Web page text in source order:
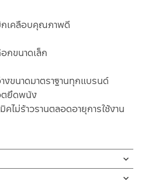
กเคลือบคุณภาพดี
กขนาดเล็ก
งขนาดมาตราฐานทุกแบรนด์
ยึดพนัง
คไม่ร้าวรานตลอดอายุการใช้งาน